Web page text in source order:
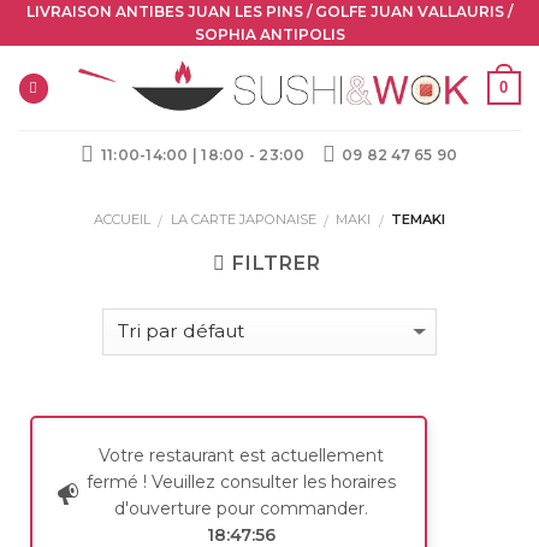
Skip
to
content
LIVRAISON ANTIBES JUAN LES PINS / GOLFE JUAN VALLAURIS /
SOPHIA ANTIPOLIS
0
11:00-14:00 | 18:00 - 23:00 09 82 47 65 90
ACCUEIL / LA CARTE JAPONAISE / MAKI / TEMAKI
FILTRER
Votre restaurant est actuellement
fermé ! Veuillez consulter les horaires
d'ouverture pour commander.
18:47:56